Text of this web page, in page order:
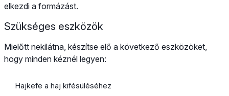
elkezdi a formázást.
Szükséges eszközök
Mielőtt nekilátna, készítse elő a következő eszközöket,
hogy minden kéznél legyen:
Hajkefe a haj kifésüléséhez